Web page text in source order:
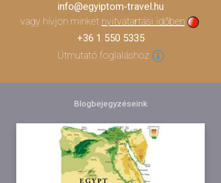
info@egyiptom-travel.hu
vagy hívjon minket nyitvatartási időben
+36 1 550 5335
Útmutató foglaláshoz
Blogbejegyzéseink